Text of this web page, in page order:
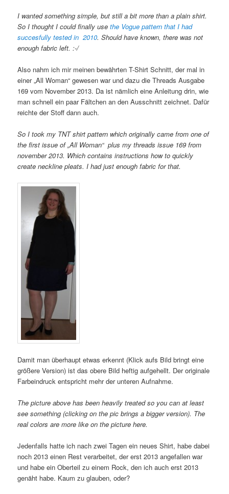
I wanted something simple, but still a bit more than a plain shirt.
So I thought I could finally usethe Vogue pattern that I had
succesfully tested in 2010. Should have known, there was not
enough fabric left. :-/
Also nahm ich mir meinen bewährten T-Shirt Schnitt, der mal in
einer „All Woman“ gewesen war und dazu die Threads Ausgabe
169 vom November 2013. Da ist nämlich eine Anleitung drin, wie
man schnell ein paar Fältchen an den Ausschnitt zeichnet. Dafür
reichte der Stoff dann auch.
So I took my TNT shirt pattern which originally came from one of
the first issue of „All Woman“ plus my threads issue 169 from
november 2013. Which contains instructions how to quickly
create neckline pleats. I had just enough fabric for that.
Damit man überhaupt etwas erkennt (Klick aufs Bild bringt eine
größere Version) ist das obere Bild heftig aufgehellt. Der originale
Farbeindruck entspricht mehr der unteren Aufnahme.
The picture above has been heavily treated so you can at least
see something (clicking on the pic brings a bigger version). The
real colors are more like on the picture here.
Jedenfalls hatte ich nach zwei Tagen ein neues Shirt, habe dabei
noch 2013 einen Rest verarbeitet, der erst 2013 angefallen war
und habe ein Oberteil zu einem Rock, den ich auch erst 2013
genäht habe. Kaum zu glauben, oder?